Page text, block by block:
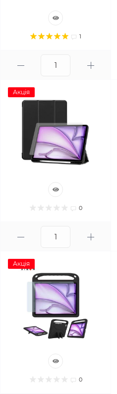
1
Акція
0
Акція
0